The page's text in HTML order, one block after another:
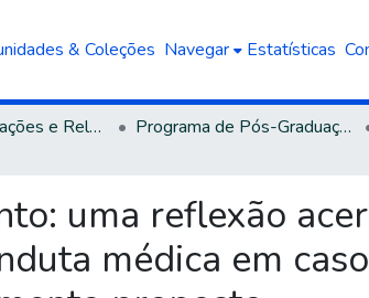
& Coleções Navegar Estatísticas
Teses, Dissertações e Relatórios defendidos na UCS Programa de Pós-Graduação em Filosofia
uma reflexão
médica em